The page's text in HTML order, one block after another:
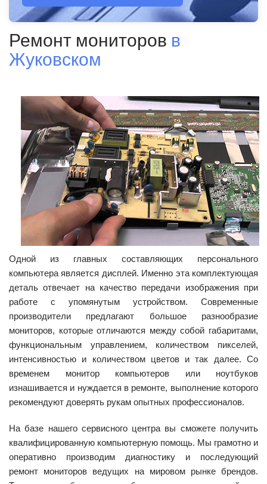
Ремонт мониторов в
Жуковском
Одной из главных составляющих персонального
компьютера является дисплей. Именно эта комплектующая
деталь отвечает на качество передачи изображения при
работе с упомянутым устройством. Современные
производители предлагают большое разнообразие
мониторов, которые отличаются между собой габаритами,
функциональным управлением, количеством пикселей,
интенсивностью и количеством цветов и так далее. Со
временем монитор компьютеров или ноутбуков
изнашивается и нуждается в ремонте, выполнение которого
рекомендуют доверять рукам опытных профессионалов.
На базе нашего сервисного центра вы сможете получить
квалифицированную компьютерную помощь. Мы грамотно и
оперативно производим диагностику и последующий
ремонт мониторов ведущих на мировом рынке брендов.